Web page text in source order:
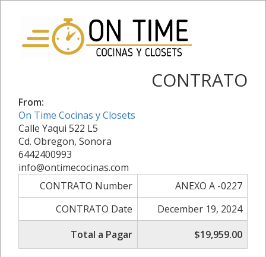
CONTRATO
From:
On Time Cocinas y Closets
Calle Yaqui 522 L5
Cd. Obregon, Sonora
6442400993
info@ontimecocinas.com
CONTRATO Number
ANEXO A -0227
CONTRATO Date
December 19, 2024
Total a Pagar
$19,959.00